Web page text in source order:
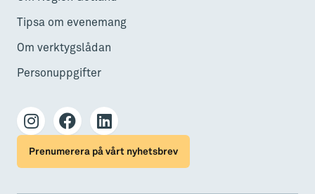
Tipsa om evenemang
Om verktygslådan
Personuppgifter
Prenumerera på vårt nyhetsbrev